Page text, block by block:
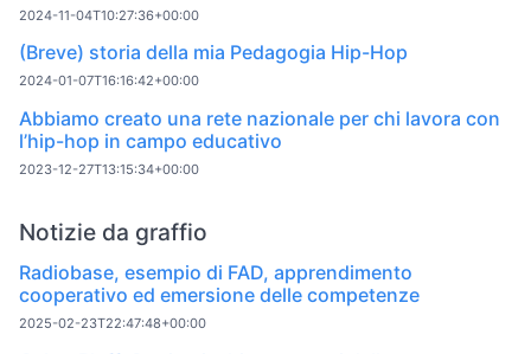
2024-11-04T10:27:36+00:00
(Breve) storia della mia Pedagogia Hip-Hop
2024-01-07T16:16:42+00:00
Abbiamo creato una rete nazionale per chi lavora con
l’hip-hop in campo educativo
2023-12-27T13:15:34+00:00
Notizie da graffio
Radiobase, esempio di FAD, apprendimento
cooperativo ed emersione delle competenze
2025-02-23T22:47:48+00:00